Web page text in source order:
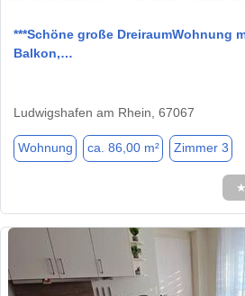
***Schöne große DreiraumWohnung
Balkon,…
Ludwigshafen am Rhein, 67067
Wohnung ca. 86,00 m² Zimmer 3
★